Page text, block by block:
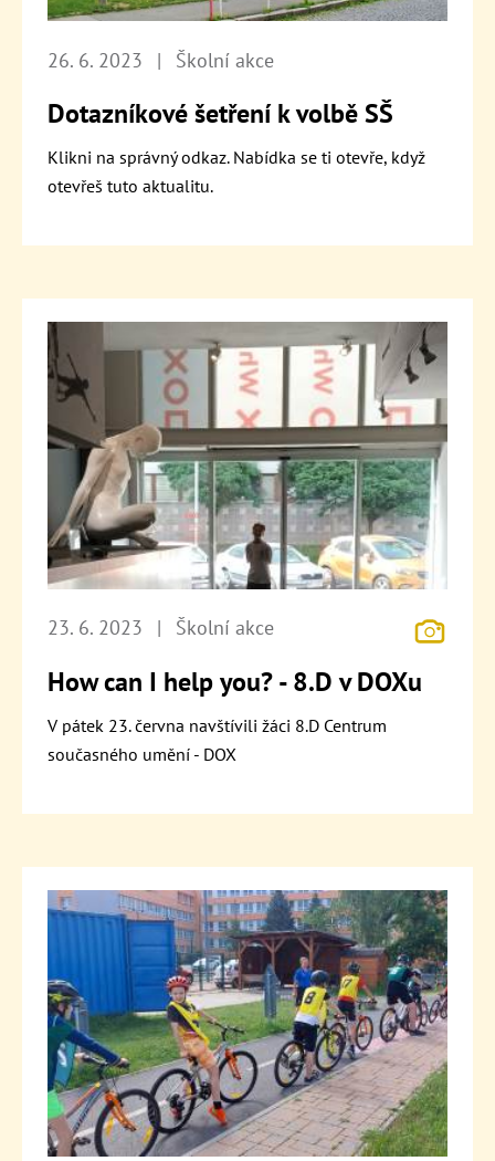
26. 6. 2023 | Školní akce
Dotazníkové šetření k volbě SŠ
Klikni na správný odkaz. Nabídka se ti otevře, když
otevřeš tuto aktualitu.
23. 6. 2023 | Školní akce
How can I help you? - 8.D v DOXu
V pátek 23. června navštívili žáci 8.D Centrum
současného umění - DOX